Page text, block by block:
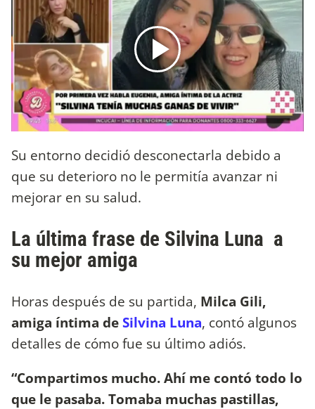
Su entorno decidió desconectarla debido a
que su deterioro no le permitía avanzar ni
mejorar en su salud.
La última frase de Silvina Luna a
su mejor amiga
Horas después de su partida, Milca Gili,
amiga íntima deSilvina Luna, contó algunos
detalles de cómo fue su último adiós.
“Compartimos mucho. Ahí me contó todo lo
que le pasaba. Tomaba muchas pastillas,